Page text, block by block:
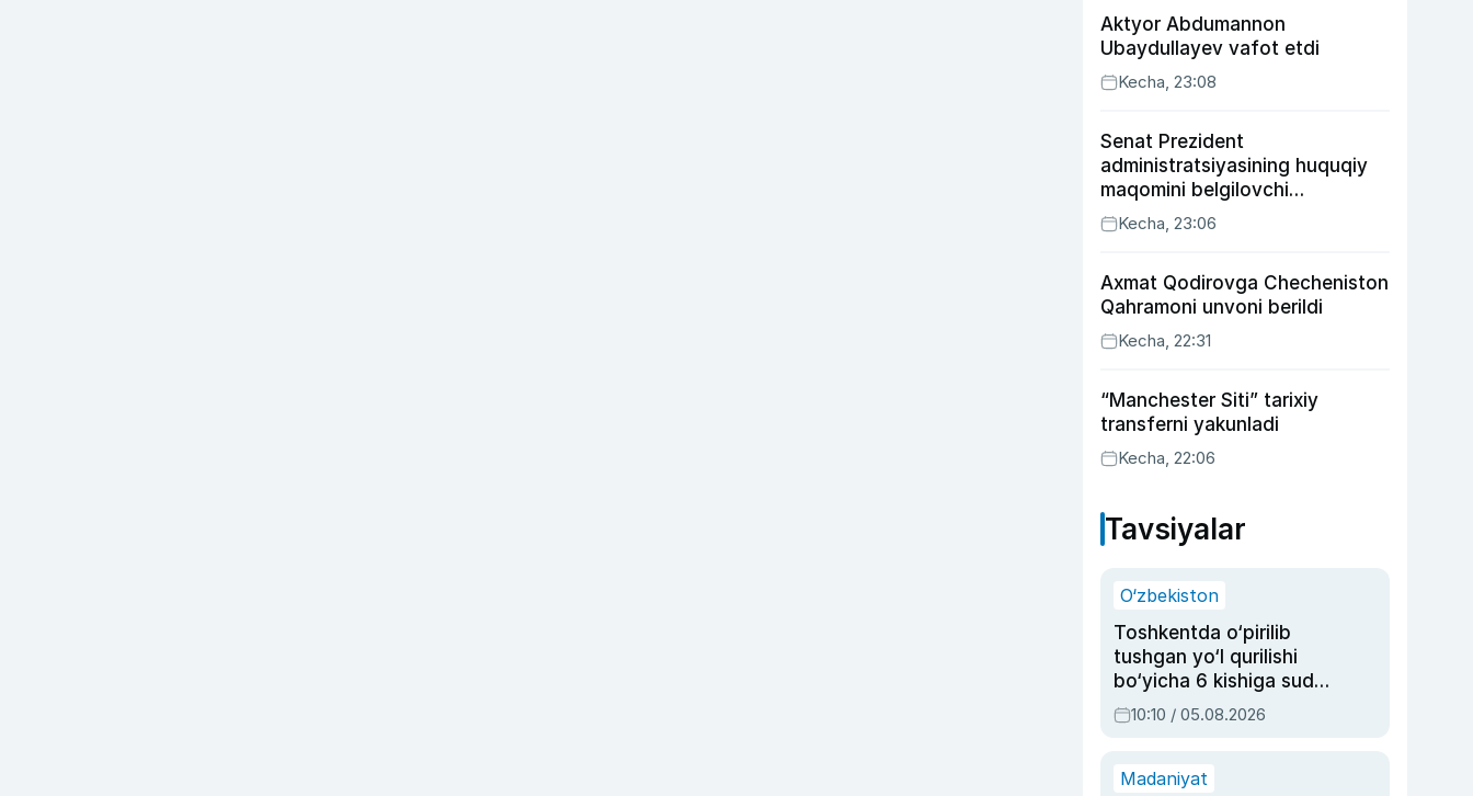
Aktyor Abdu­mannon
Ubaydullayev vafot etdi
Kecha, 23:08
Senat Prezident
administratsiyasining huquqiy
maqomini belgilovchi
konstitutsiyaviy qonunni
ma’qulladi
Kecha, 23:06
Axmat Qodirovga Checheniston
Qahramoni unvoni berildi
Kecha, 22:31
“Manchester Siti” tarixiy
transferni yakunladi
Kecha, 22:06
Tavsiyalar
O‘zbekiston
Toshkentda o‘pirilib
tushgan yo‘l qurilishi
bo‘yicha 6 kishiga sud
hukmi o‘qildi
10:10 / 05.08.2026
Madaniyat